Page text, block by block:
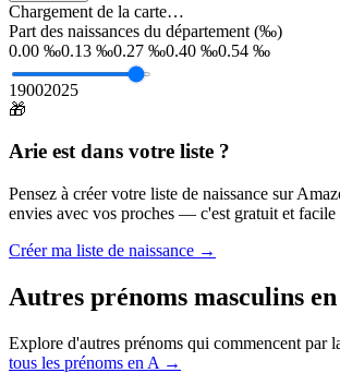
Chargement de la carte…
Part des naissances du département (‰)
0.00 ‰0.13 ‰0.27 ‰0.40 ‰0.54 ‰
19002025
🎁
Arie est dans votre liste ?
Pensez à créer votre liste de naissance sur
envies avec vos proches — c'est gratuit et facile
Créer ma liste de naissance →
Autres prénoms masculins en
Explore d'autres prénoms qui commencent par
tous les prénoms en A →